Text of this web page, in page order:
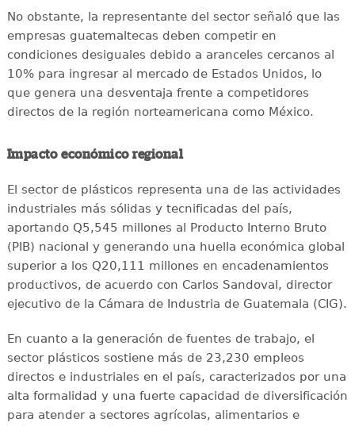
No obstante, la representante del sector señaló que las
empresas guatemaltecas deben competir en
condiciones desiguales debido a aranceles cercanos al
10% para ingresar al mercado de Estados Unidos, lo
que genera una desventaja frente a competidores
directos de la región norteamericana como México.
Impacto económico regional
El sector de plásticos representa una de las actividades
industriales más sólidas y tecnificadas del país,
aportando Q5,545 millones al Producto Interno Bruto
(PIB) nacional y generando una huella económica global
superior a los Q20,111 millones en encadenamientos
productivos, de acuerdo con Carlos Sandoval, director
ejecutivo de la Cámara de Industria de Guatemala (CIG).
En cuanto a la generación de fuentes de trabajo, el
sector plásticos sostiene más de 23,230 empleos
directos e industriales en el país, caracterizados por una
alta formalidad y una fuerte capacidad de diversificación
para atender a sectores agrícolas, alimentarios e